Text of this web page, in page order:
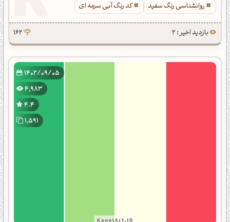
روانشناسی رنگ سفید
کد رنگ آبی سرمه ای
بازدید اخیر : 2 162
1402/09/05
4,983
4.4
1,591